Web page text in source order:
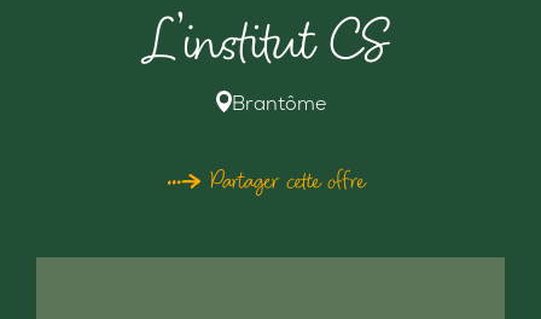
L’institut CS
Brantôme
Partager cette offre